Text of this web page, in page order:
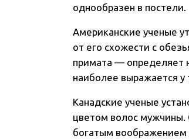
однообразен в постели.
Американские ученые
от его схожести с
примата — определяет
наиболее выражается у
Канадские ученые
цветом волос мужчины.
богатым